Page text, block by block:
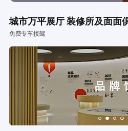
城市万平展厅 装修所及面面
免费专车接驾